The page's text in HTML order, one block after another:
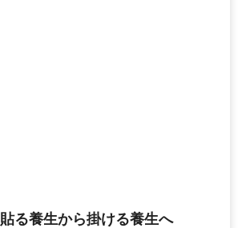
る養生から掛ける養生へ